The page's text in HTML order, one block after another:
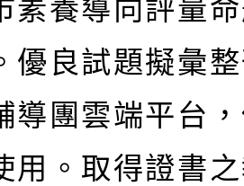
素養導向評量
優良試題擬彙
導團雲端平台
用。取得證書